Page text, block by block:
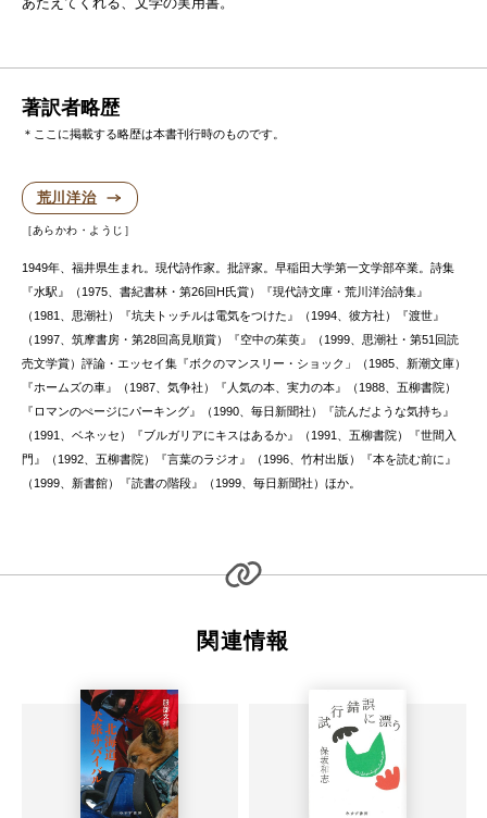
著訳者略歴
＊ここに掲載する略歴は本書刊行時のものです。
荒川洋治
あらかわ・ようじ
1949年、福井県生まれ。現代詩作家。批評家。早稲田大学第一文学部卒業。詩集
『水駅』（1975、書紀書林・第26回H氏賞）『現代詩文庫・荒川洋治詩集』
（1981、思潮社）『坑夫トッチルは電気をつけた』（1994、彼方社）『渡世』
（1997、筑摩書房・第28回高見順賞）『空中の茱萸』（1999、思潮社・第51回読
売文学賞）評論・エッセイ集『ボクのマンスリー・ショック」（1985、新潮文庫）
『ホームズの車』（1987、気争社）『人気の本、実力の本』（1988、五柳書院）
『ロマンのぺージにパーキング』（1990、毎日新聞社）『読んだような気持ち』
（1991、ベネッセ）『ブルガリアにキスはあるか』（1991、五柳書院）『世間入
門』（1992、五柳書院）『言葉のラジオ』（1996、竹村出版）『本を読む前に』
（1999、新書館）『読書の階段』（1999、毎日新聞社）ほか。
関連情報